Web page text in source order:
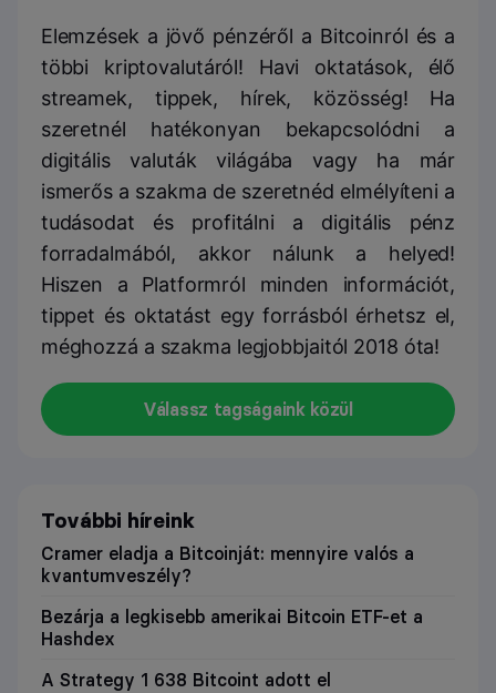
Elemzések a jövő pénzéről a Bitcoinról és a
többi kriptovalutáról! Havi oktatások, élő
streamek, tippek, hírek, közösség! Ha
szeretnél hatékonyan bekapcsolódni a
digitális valuták világába vagy ha már
ismerős a szakma de szeretnéd elmélyíteni a
tudásodat és profitálni a digitális pénz
forradalmából, akkor nálunk a helyed!
Hiszen a Platformról minden információt,
tippet és oktatást egy forrásból érhetsz el,
méghozzá a szakma legjobbjaitól 2018 óta!
Válassz tagságaink közül
További híreink
Cramer eladja a Bitcoinját: mennyire valós a
kvantumveszély?
Bezárja a legkisebb amerikai Bitcoin ETF-et a
Hashdex
A Strategy 1 638 Bitcoint adott el